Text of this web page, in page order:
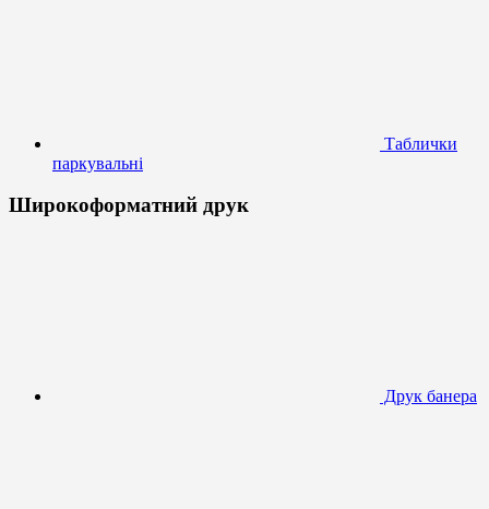
Таблички
паркувальні
Широкоформатний друк
Друк банера